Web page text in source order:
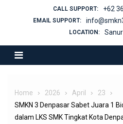
CALL SUPPORT: +62
EMAIL SUPPORT:
LOCATION:
Home 2026 April
23
SMKN 3 Denpasar Sabet Juara 1
dalam LKS SMK Tingkat Kota